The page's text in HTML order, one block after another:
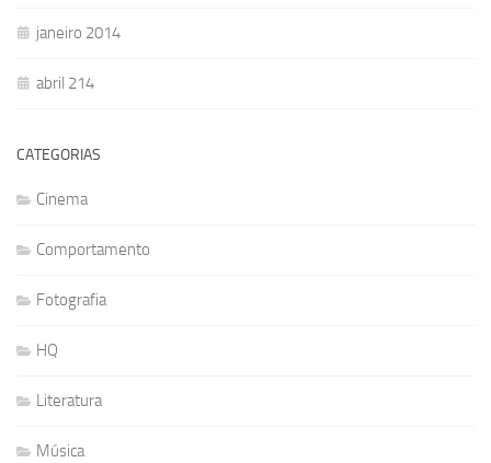
janeiro 2014
abril 214
CATEGORIAS
Cinema
Comportamento
Fotografia
HQ
Literatura
Música